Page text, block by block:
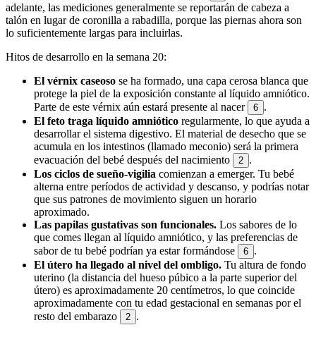
adelante, las mediciones generalmente se reportarán de cabeza a
talón en lugar de coronilla a rabadilla, porque las piernas ahora son
lo suficientemente largas para incluirlas.
Hitos de desarrollo en la semana 20:
El vérnix caseoso se ha formado, una capa cerosa blanca que
protege la piel de la exposición constante al líquido amniótico.
Parte de este vérnix aún estará presente al nacer
6 .
El feto traga líquido amniótico regularmente, lo que ayuda a
desarrollar el sistema digestivo. El material de desecho que se
acumula en los intestinos (llamado meconio) será la primera
evacuación del bebé después del nacimiento
2 .
Los ciclos de sueño-vigilia comienzan a emerger. Tu bebé
alterna entre períodos de actividad y descanso, y podrías notar
que sus patrones de movimiento siguen un horario
aproximado.
Las papilas gustativas son funcionales. Los sabores de lo
que comes llegan al líquido amniótico, y las preferencias de
sabor de tu bebé podrían ya estar formándose
6 .
El útero ha llegado al nivel del ombligo. Tu altura de fondo
uterino (la distancia del hueso púbico a la parte superior del
útero) es aproximadamente 20 centímetros, lo que coincide
aproximadamente con tu edad gestacional en semanas por el
resto del embarazo
2 .